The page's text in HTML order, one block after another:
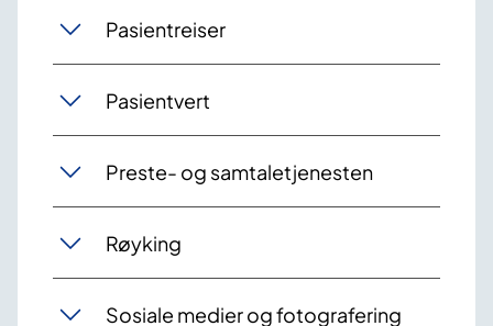
Pasientreiser
Pasientvert
Preste- og samtaletjenesten
Røyking
Sosiale medier og fotografering